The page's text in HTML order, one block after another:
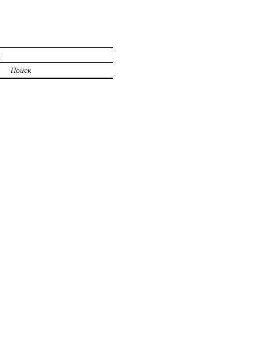
Поиск